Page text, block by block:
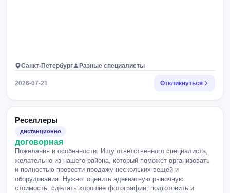
Санкт-Петербург Разные специалисты
2026-07-21 Откликнуться
Реселлеры
дистанционно
договорная
Пожелания и особенности: Ищу ответственного специалиста,
желательно из нашего района, который поможет организовать
и полностью провести продажу нескольких вещей и
оборудования. Нужно: оценить адекватную рыночную
стоимость; сделать хорошие фотографии; подготовить и